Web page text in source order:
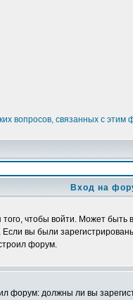
вопросов, связанных с этим
Вход на
чтобы войти. Может
вы были
форум.
форум: должны ли вы